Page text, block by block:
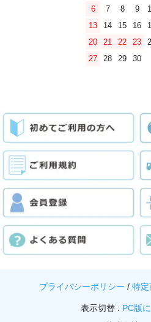
6
7 8 9
13
14 15 16
20
21 22 23
27
28 29 30
プライバシーポリシー / 特定
表示切替 : PC版